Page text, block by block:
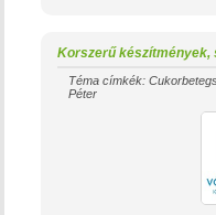
Korszerű készítmények,
Téma címkék:
Péter